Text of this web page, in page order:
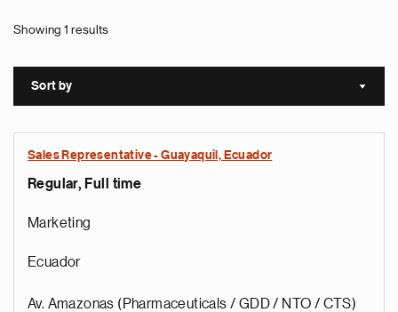
Showing 1 results
Sort by Sort
Sales Representative - Guayaquil, Ecuador
Regular, Full time
Marketing
Ecuador
Av. Amazonas (Pharmaceuticals / GDD / NTO / CTS)